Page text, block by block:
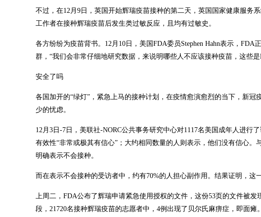
不过，在12月9日，英国开始辉瑞疫苗接种的第二天，英国国家健康服务
工作者在接种辉瑞疫苗后发生类过敏反应，且均有过敏史。
各方纷纷为疫苗背书。12月10日，美国FDA委员Stephen Hahn表示，
群，“我们会非常仔细地研究数据，来说明哪些人不应该接种疫苗，这些
安全了吗
各国加开的“绿灯”，紧急上马的接种计划，在疫情愈演愈烈的当下，新
少的忧虑。
12月3日-7日，美联社-NORC公共事务研究中心对1117名美国成年人进行
有效性“非常或极其有信心”；大约相同数量的人则表示，他们没有信心
明确表示不会接种。
而在表示不会接种的受访者中，约有70%的人担心副作用。结果证明，这
上周二，FDA公布了辉瑞申请紧急使用授权的文件，这份53页的文件被
段，21720名接种辉瑞疫苗的志愿者中，4例出现了贝尔氏麻痹症，即面